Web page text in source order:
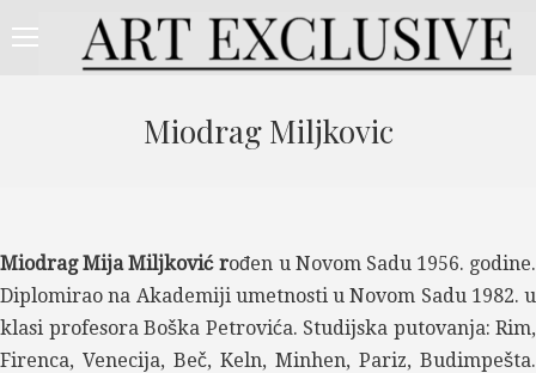
Miodrag Miljkovic
Miodrag Mija Miljković rođen u Novom Sadu 1956. godine.
Diplomirao na Akademiji umetnosti u Novom Sadu 1982. u
klasi profesora Boška Petrovića. Studijska putovanja: Rim,
Firenca, Venecija, Beč, Keln, Minhen, Pariz, Budimpešta.